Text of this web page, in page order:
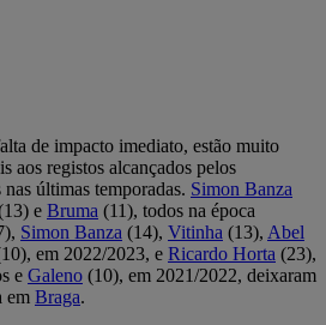
de impacto imediato, estão muito
aos registos alcançados pelos
últimas temporadas. Simon Banza
e Bruma (11), todos na época
Simon Banza (14), Vitinha (13), Abel
em 2022/2023, e Ricardo Horta (23),
e Galeno (10), em 2021/2022, deixaram
em Braga.